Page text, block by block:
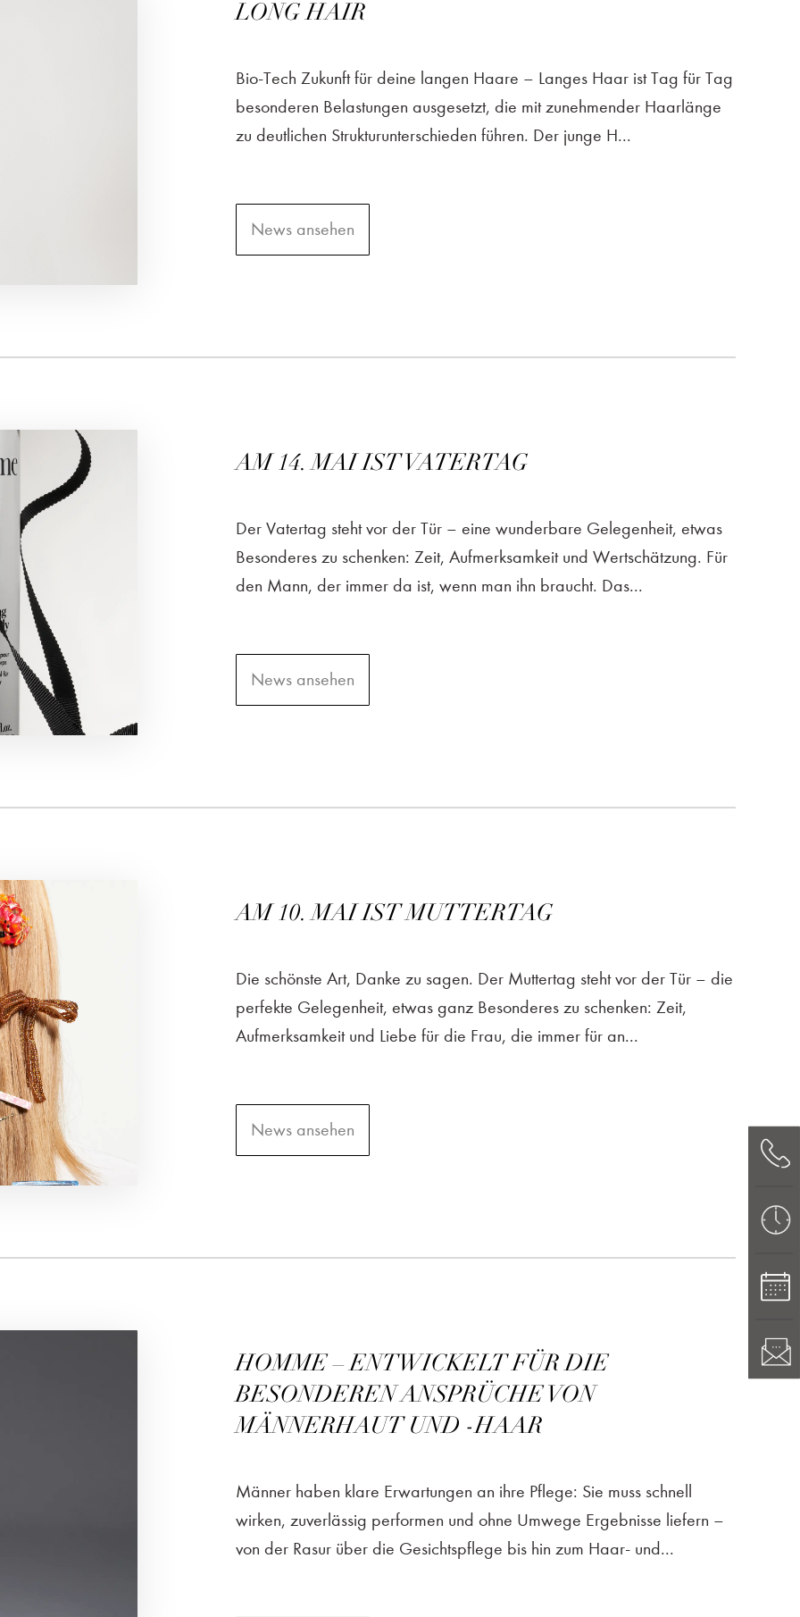
LONG HAIR
Bio-Tech Zukunft für deine langen Haare – Langes Haar ist Tag für Tag
besonderen Belastungen ausgesetzt, die mit zunehmender Haarlänge
zu deutlichen Strukturunterschieden führen. Der junge H...
News ansehen
AM 14. MAI IST VATERTAG
Der Vatertag steht vor der Tür – eine wunderbare Gelegenheit, etwas
Besonderes zu schenken: Zeit, Aufmerksamkeit und Wertschätzung. Für
den Mann, der immer da ist, wenn man ihn braucht. Das...
News ansehen
AM 10. MAI IST MUTTERTAG
Die schönste Art, Danke zu sagen. Der Muttertag steht vor der Tür – die
perfekte Gelegenheit, etwas ganz Besonderes zu schenken: Zeit,
Aufmerksamkeit und Liebe für die Frau, die immer für an...
News ansehen
HOMME – ENTWICKELT FÜR DIE
BESONDEREN ANSPRÜCHE VON
MÄNNERHAUT UND -HAAR
Männer haben klare Erwartungen an ihre Pflege: Sie muss schnell
wirken, zuverlässig performen und ohne Umwege Ergebnisse liefern –
von der Rasur über die Gesichtspflege bis hin zum Haar- und...